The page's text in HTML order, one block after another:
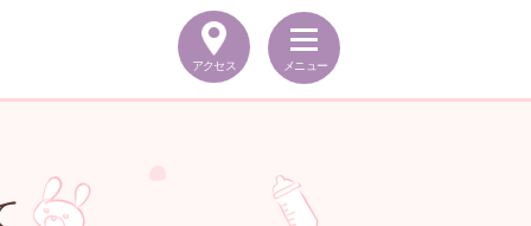
アクセス メニュー